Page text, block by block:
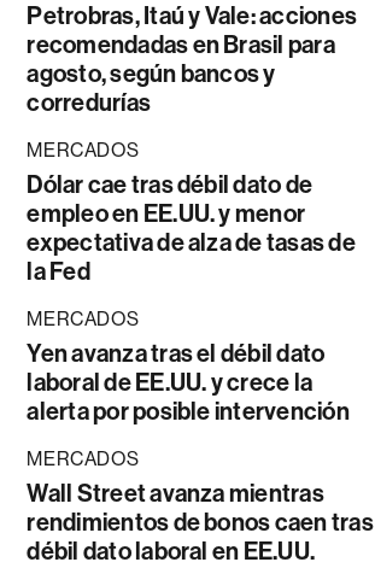
Petrobras, Itaú y Vale: acciones
recomendadas en Brasil para
agosto, según bancos y
corredurías
MERCADOS
Dólar cae tras débil dato de
empleo en EE.UU. y menor
expectativa de alza de tasas de
la Fed
MERCADOS
Yen avanza tras el débil dato
laboral de EE.UU. y crece la
alerta por posible intervención
MERCADOS
Wall Street avanza mientras
rendimientos de bonos caen tras
débil dato laboral en EE.UU.